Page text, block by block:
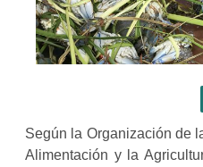
Según la Organización de
Alimentación y la